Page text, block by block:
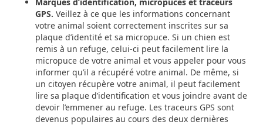
Marques d’identification, micropuces et traceurs
GPS. Veillez à ce que les informations concernant
votre animal soient correctement inscrites sur sa
plaque d’identité et sa micropuce. Si un chien est
remis à un refuge, celui-ci peut facilement lire la
micropuce de votre animal et vous appeler pour vous
informer qu’il a récupéré votre animal. De même, si
un citoyen récupère votre animal, il peut facilement
lire sa plaque d’identification et vous joindre avant de
devoir l’emmener au refuge. Les traceurs GPS sont
devenus populaires au cours des deux dernières